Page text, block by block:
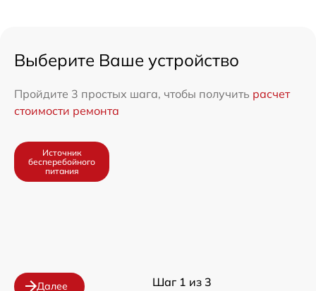
Шаг 1 из 3
Выберите Ваше устройство
Пройдите 3 простых шага, чтобы получить расчет
стоимости ремонта
Источник
бесперебойного
питания
Далее